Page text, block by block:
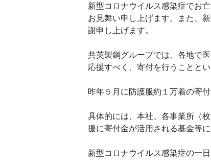
新型コロナウイルス感染症でお
お見舞い申し上げます。また、
謝申し上げます。
共英製鋼グループでは、各地で
応援すべく、寄付を行うことと
昨年５月に防護服約１万着の寄
具体的には、本社、各事業所（
援に寄付金が活用される基金等
新型コロナウイルス感染症の一